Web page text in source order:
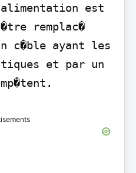
est
remplac�
c�ble ayant les
et par un